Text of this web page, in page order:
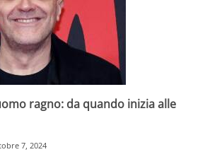
ragno: da quando inizia alle
7, 2024